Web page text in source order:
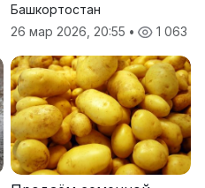
Башкортостан
26 мар 2026, 20:55 • 1 063